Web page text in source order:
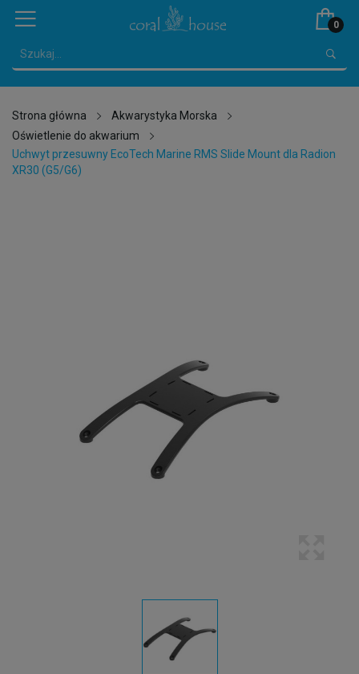
0
Strona główna
Akwarystyka Morska
Oświetlenie do akwarium
Uchwyt przesuwny EcoTech Marine RMS Slide Mount dla Radion
XR30 (G5/G6)